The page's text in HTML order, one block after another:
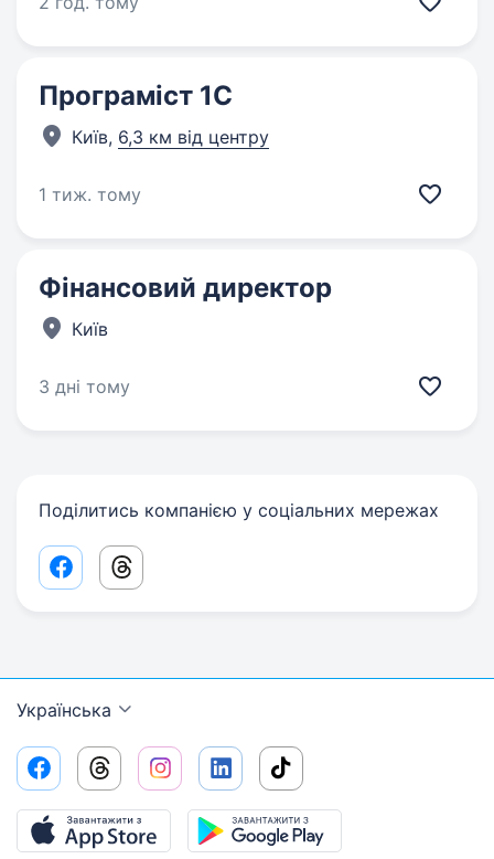
Програміст 1C
Київ, 6,3 км від центру
1 тиж. тому
Фінансовий директор
Київ
3 дні тому
Поділитись компанією у соціальних мережах
Facebook share link
Threads share link
Українська